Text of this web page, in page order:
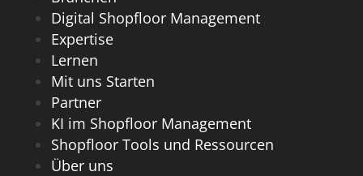
Digital Shopfloor Management
Expertise
Lernen
Mit uns Starten
Partner
KI im Shopfloor Management
Shopfloor Tools und Ressourcen
Über uns